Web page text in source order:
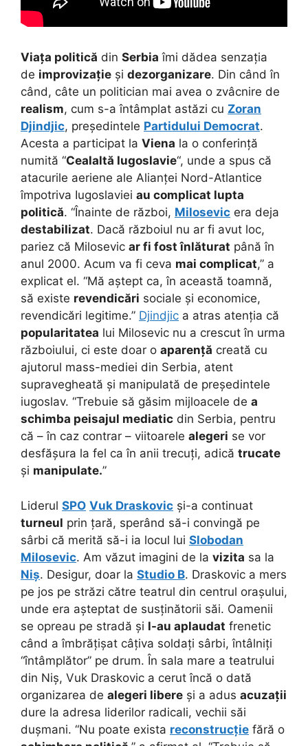
Viața politică din Serbia îmi dădea senzația
de improvizație și dezorganizare. Din când în
când, câte un politician mai avea o zvâcnire de
realism, cum s-a întâmplat astăzi cu Zoran
Djindjic, președintele Partidului Democrat.
Acesta a participat la Viena la o conferință
numită “Cealaltă Iugoslavie“, unde a spus că
atacurile aeriene ale Alianței Nord-Atlantice
împotriva Iugoslaviei au complicat lupta
politică. “Înainte de război, Milosevic era deja
destabilizat. Dacă războiul nu ar fi avut loc,
pariez că Milosevic ar fi fost înlăturat până în
anul 2000. Acum va fi ceva mai complicat,” a
explicat el. “Mă aștept ca, în această toamnă,
să existe revendicări sociale și economice,
revendicări legitime.” Djindjic a atras atenția că
popularitatea lui Milosevic nu a crescut în urma
războiului, ci este doar o aparență creată cu
ajutorul mass-mediei din Serbia, atent
supravegheată și manipulată de președintele
iugoslav. “Trebuie să găsim mijloacele de a
schimba peisajul mediatic din Serbia, pentru
că – în caz contrar – viitoarele alegeri se vor
desfășura la fel ca în anii trecuți, adică trucate
și manipulate.”
Liderul SPO Vuk Draskovic și-a continuat
turneul prin țară, sperând să-i convingă pe
sârbi că merită să-i ia locul lui Slobodan
Milosevic. Am văzut imagini de la vizita sa la
Niș. Desigur, doar la Studio B. Draskovic a mers
pe jos pe străzi către teatrul din centrul orașului,
unde era așteptat de susținătorii săi. Oamenii
se opreau pe stradă și l-au aplaudat frenetic
când a îmbrățișat câțiva soldați sârbi, întâlniți
“întâmplător” pe drum. În sala mare a teatrului
din Niș, Vuk Draskovic a cerut încă o dată
organizarea de alegeri libere și a adus acuzații
dure la adresa liderilor radicali, vechii săi
dușmani. “Nu poate exista reconstrucție fără o